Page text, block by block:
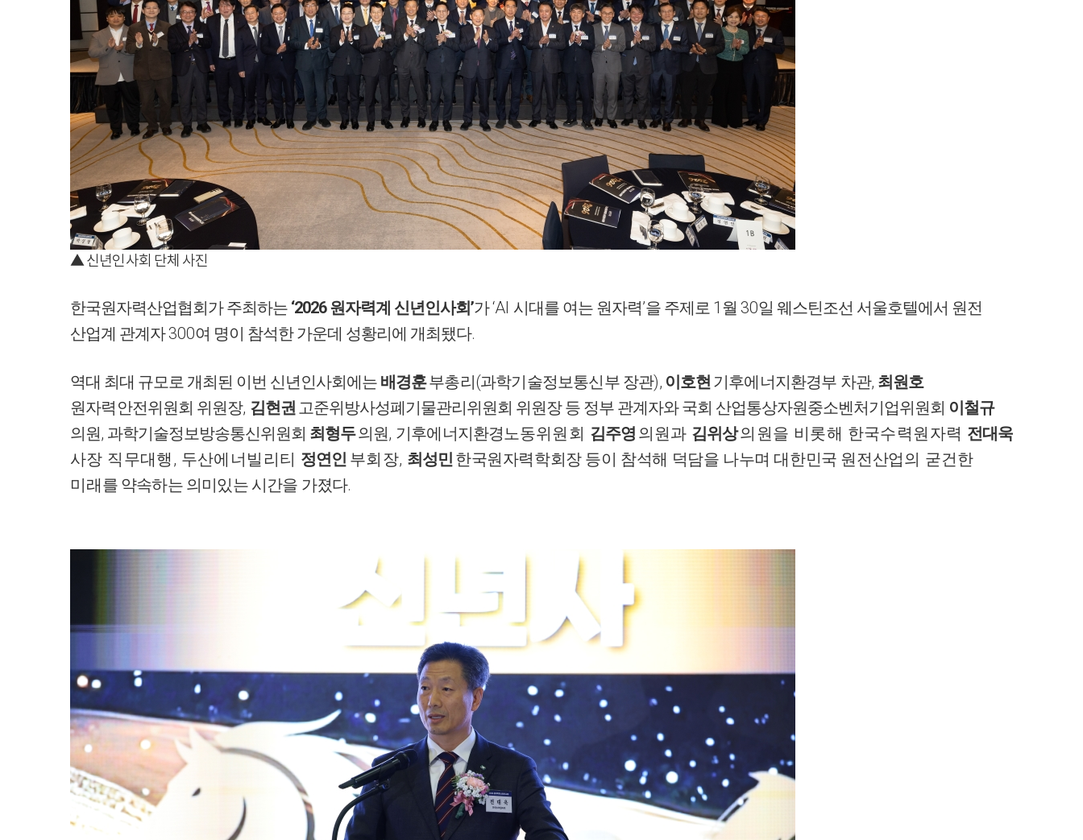
▲ 신년인사회 단체 사진
한국원자력산업협회가 주최하는 ‘2026원자력계 신년인사회’가‘AI 시대를 여는 원자력’을 주제로 1 월 30일 웨스틴조선 서울호텔에서 원전
산업계 관계자300여 명이 참석한 가운데 성황리에 개최됐다.
역대 최대 규모로 개최된 이번 신년인사회에는 배경훈부총리 (과학기술정보통신부 장관), 이호현 기후에너지환경부 차관, 최원호
원자력 안전위원회 위원장, 김현권 고준위방사성폐기물관리위원회 위원장 등 정부 관계자와 국회 산업통상자원중소벤처기업위원회 이철규
의원, 과학기술정보방송통신위원회 최형두의원, 기후에너지환경노동위원회 김주영 의원과 김위상의원을 비롯해 한국수력원자력 전대욱
사장 직무대행 , 두산에너빌리티 정연인 부회장, 최성민 한국원자력학회장 등이 참석해 덕담을 나누며 대한민국 원전산업의 굳건한
미 래를 약속하는 의미있는 시간을 가졌다.